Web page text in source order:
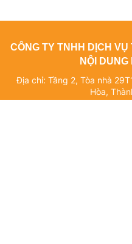
CÔNG TY TNHH DỊCH
NỘI
Địa chỉ: Tầng 2, Tòa nhà
Hòa,